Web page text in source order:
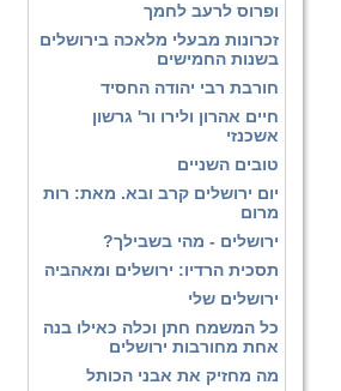
ופרוס לרעב לחמך
זכרונות מבעלי מלאכה בירושלים
בשנות החמישים
חורבת רבי יהודה החסיד
חיים אהרון ולירו ור' גרשון
אשכנזי
טובים השניים
יום ירושלים קרב ובא. מאת: רות
מרום
ירושלים - מהי בשבילך?
תסכית הרדיו: ירושלים ומאהביה
ירושלים שלי
כל המשמח חתן וכלה כאילו בנה
אחת מחורבות ירושלים
מה מחזיק את אבני הכותל